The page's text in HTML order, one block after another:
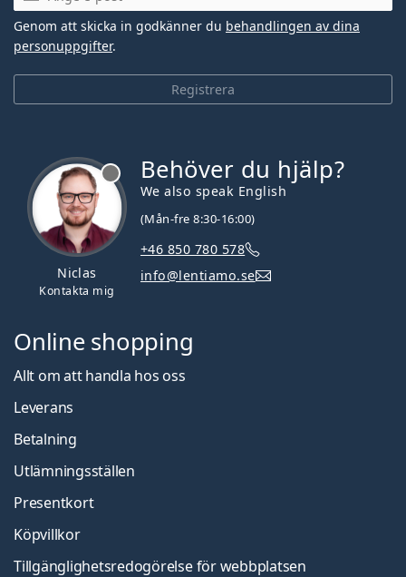
Registrera
Genom att skicka in godkänner du behandlingen av dina
personuppgifter.
Niclas
Kontakta mig
Behöver du hjälp?
We also speak English
(Mån-fre 8:30-16:00)
+46 850 780 578
info@lentiamo.se
Online shopping
Allt om att handla hos oss
Leverans
Betalning
Utlämningsställen
Presentkort
Köpvillkor
Tillgänglighetsredogörelse för webbplatsen